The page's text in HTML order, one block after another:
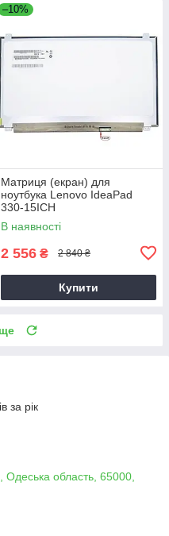
–10%
Матриця (екран) для
ноутбука Lenovo IdeaPad
330-15ICH
В наявності
2 556 ₴ 2 840 ₴
Купити
за рік
Одеська область, 65000,